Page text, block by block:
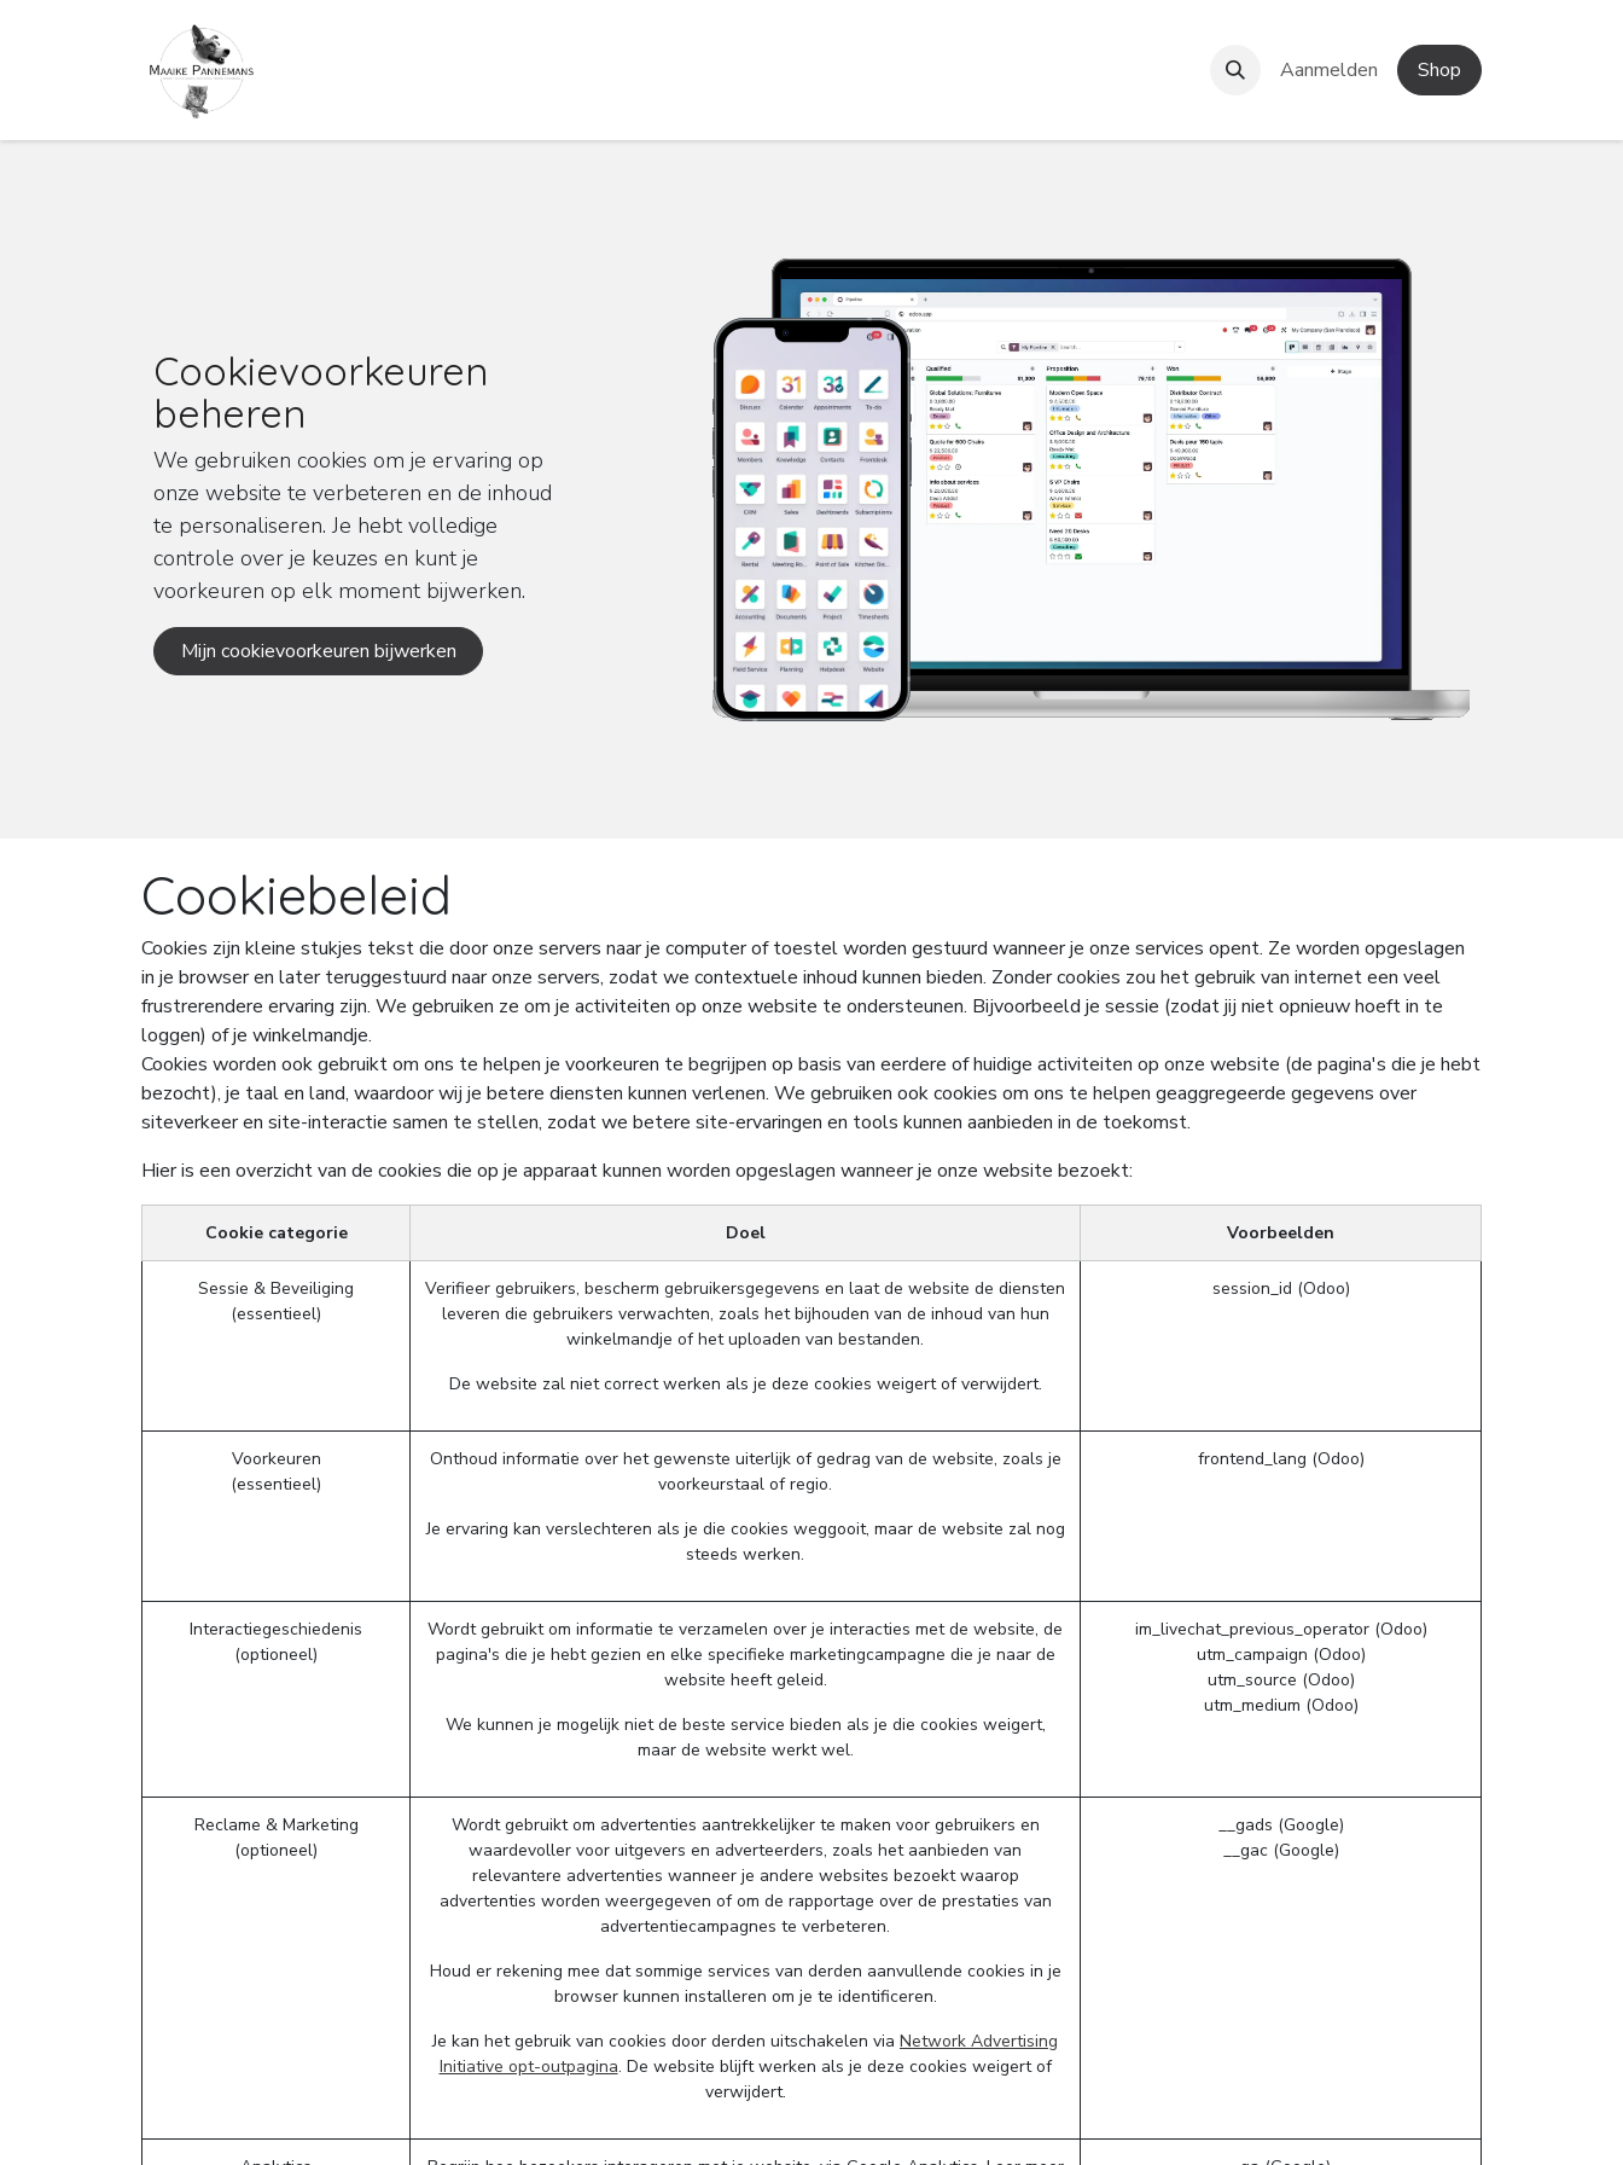
Aanmelden Shop
Cookievoorkeuren
beheren
We gebruiken cookies om je ervaring op
onze website te verbeteren en de inhoud
te personaliseren. Je hebt volledige
controle over je keuzes en kunt je
voorkeuren op elk moment bijwerken.
Mijn cookievoorkeuren bijwerken
Cookiebeleid
Cookies zijn kleine stukjes tekst die door onze servers naar je computer of toestel worden gestuurd wanneer je onze services opent. Ze worden opgeslagen
in je browser en later teruggestuurd naar onze servers, zodat we contextuele inhoud kunnen bieden. Zonder cookies zou het gebruik van internet een veel
frustrerendere ervaring zijn. We gebruiken ze om je activiteiten op onze website te ondersteunen. Bijvoorbeeld je sessie (zodat jij niet opnieuw hoeft in te
loggen) of je winkelmandje.
Cookies worden ook gebruikt om ons te helpen je voorkeuren te begrijpen op basis van eerdere of huidige activiteiten op onze website (de pagina's die je hebt
bezocht), je taal en land, waardoor wij je betere diensten kunnen verlenen. We gebruiken ook cookies om ons te helpen geaggregeerde gegevens over
siteverkeer en site-interactie samen te stellen, zodat we betere site-ervaringen en tools kunnen aanbieden in de toekomst.
Hier is een overzicht van de cookies die op je apparaat kunnen worden opgeslagen wanneer je onze website bezoekt:
Cookie categorie Doel Voorbeelden
Sessie & Beveiliging
(essentieel)
Verifieer gebruikers, bescherm gebruikersgegevens en laat de website de diensten
leveren die gebruikers verwachten, zoals het bijhouden van de inhoud van hun
winkelmandje of het uploaden van bestanden.
De website zal niet correct werken als je deze cookies weigert of verwijdert.
session_id (Odoo)
Voorkeuren
(essentieel)
Onthoud informatie over het gewenste uiterlijk of gedrag van de website, zoals je
voorkeurstaal of regio.
Je ervaring kan verslechteren als je die cookies weggooit, maar de website zal nog
steeds werken.
frontend_lang (Odoo)
Interactiegeschiedenis
(optioneel)
Wordt gebruikt om informatie te verzamelen over je interacties met de website, de
pagina's die je hebt gezien en elke specifieke marketingcampagne die je naar de
website heeft geleid.
We kunnen je mogelijk niet de beste service bieden als je die cookies weigert,
maar de website werkt wel.
im_livechat_previous_operator (Odoo)
utm_campaign (Odoo)
utm_source (Odoo)
utm_medium (Odoo)
Reclame & Marketing
(optioneel)
Wordt gebruikt om advertenties aantrekkelijker te maken voor gebruikers en
waardevoller voor uitgevers en adverteerders, zoals het aanbieden van
relevantere advertenties wanneer je andere websites bezoekt waarop
advertenties worden weergegeven of om de rapportage over de prestaties van
advertentiecampagnes te verbeteren.
Houd er rekening mee dat sommige services van derden aanvullende cookies in je
browser kunnen installeren om je te identificeren.
Je kan het gebruik van cookies door derden uitschakelen via Network Advertising
Initiative opt-outpagina. De website blijft werken als je deze cookies weigert of
verwijdert.
__gads (Google)
__gac (Google)